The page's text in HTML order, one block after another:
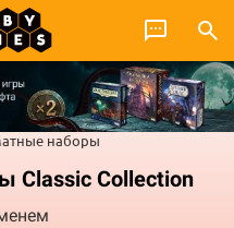
наборы
Collection